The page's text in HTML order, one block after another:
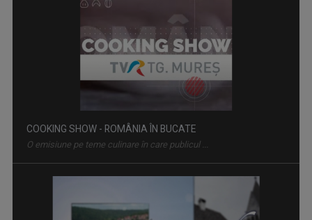
COOKING SHOW - ROMÂNIA ÎN BUCATE
O emisiune pe teme culinare în care publicul ...